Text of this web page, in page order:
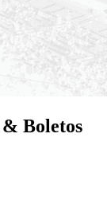
& Boletos